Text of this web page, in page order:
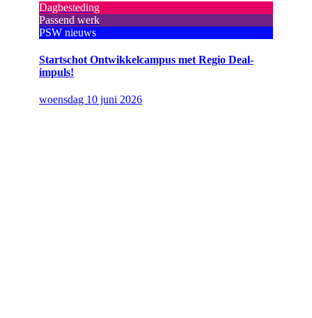
Dagbesteding
Passend werk
PSW nieuws
Startschot Ontwikkelcampus met Regio Deal-
impuls!
woensdag 10 juni 2026